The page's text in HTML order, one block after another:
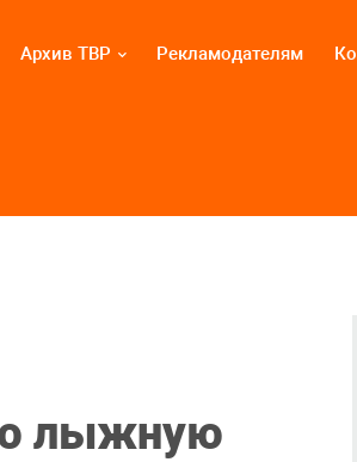
Архив ТВР Рекламодателям
лыжную